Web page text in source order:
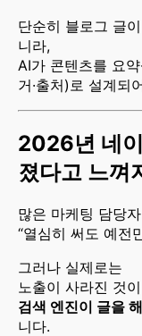
단순히 블로그 글
니라,
AI가 콘텐츠를 요
거·출처)로 설계되
2026년 네
졌다고 느껴
많은 마케팅 담당
“열심히 써도 예전
그러나 실제로는
노출이 사라진 것
검색 엔진이 글을
니다.